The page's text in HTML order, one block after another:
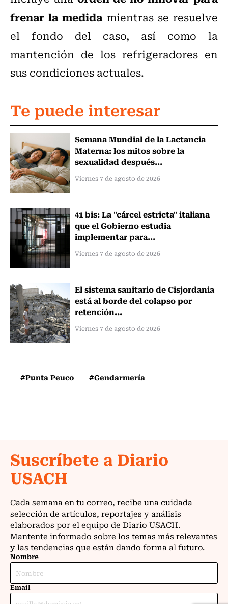
frenar la medida mientras se resuelve
el fondo del caso, así como la
mantención de los refrigeradores en
sus condiciones actuales.
Te puede interesar
Semana Mundial de la Lactancia
Materna: los mitos sobre la
sexualidad después...
Viernes 7 de agosto de 2026
41 bis: La "cárcel estricta" italiana
que el Gobierno estudia
implementar para...
Viernes 7 de agosto de 2026
El sistema sanitario de Cisjordania
está al borde del colapso por
retención...
Viernes 7 de agosto de 2026
#Punta Peuco #Gendarmería